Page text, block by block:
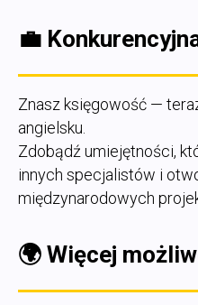
💼
Znasz księgowość —
angielsku.
Zdobądź umiejętności,
innych specjalistów i
międzynarodowych
🌍 Więcej